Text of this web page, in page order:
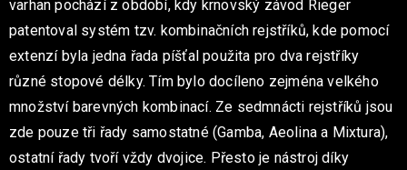
varhan pochází z období, kdy krnovský závod Rieger
patentoval systém tzv. kombinačních rejstříků, kde pomocí
extenzí byla jedna řada píšťal použita pro dva rejstříky
různé stopové délky. Tím bylo docíleno zejména velkého
množství barevných kombinací. Ze sedmnácti rejstříků jsou
zde pouze tři řady samostatné (Gamba, Aeolina a Mixtura),
ostatní řady tvoří vždy dvojice. Přesto je nástroj díky